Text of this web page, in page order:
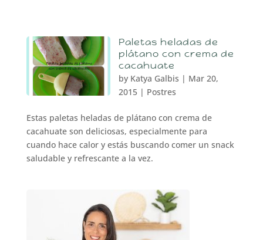
Paletas heladas de
plátano con crema de
cacahuate
by Katya Galbis | Mar 20,
2015 | Postres
Estas paletas heladas de plátano con crema de
cacahuate son deliciosas, especialmente para
cuando hace calor y estás buscando comer un snack
saludable y refrescante a la vez.